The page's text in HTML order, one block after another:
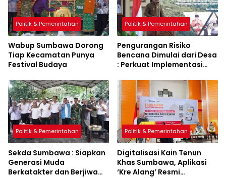
Politik & Pemerintahan
Wabup Sumbawa Dorong
Tiap Kecamatan Punya
Festival Budaya
Politik & Pemerintahan
Pengurangan Risiko
Bencana Dimulai dari Desa
: Perkuat Implementasi
Politik & Pemerintahan
Sekda Sumbawa : Siapkan
Generasi Muda
Berkatakter dan Berjiwa
Politik & Pemerintahan
Digitalisasi Kain Tenun
Khas Sumbawa, Aplikasi
‘Kre Alang’ Resmi